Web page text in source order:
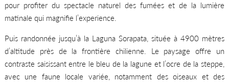
pour profiter du spectacle naturel des fumées et de la lumière
matinale qui magnifie l’experience.
Puis randonnée jusqu’à la Laguna Sorapata, située à 4900 mètres
d’altitude près de la frontière chilienne. Le paysage offre un
contraste saisissant entre le bleu de la lagune et l’ocre de la steppe,
avec une faune locale variée, notamment des oiseaux et des